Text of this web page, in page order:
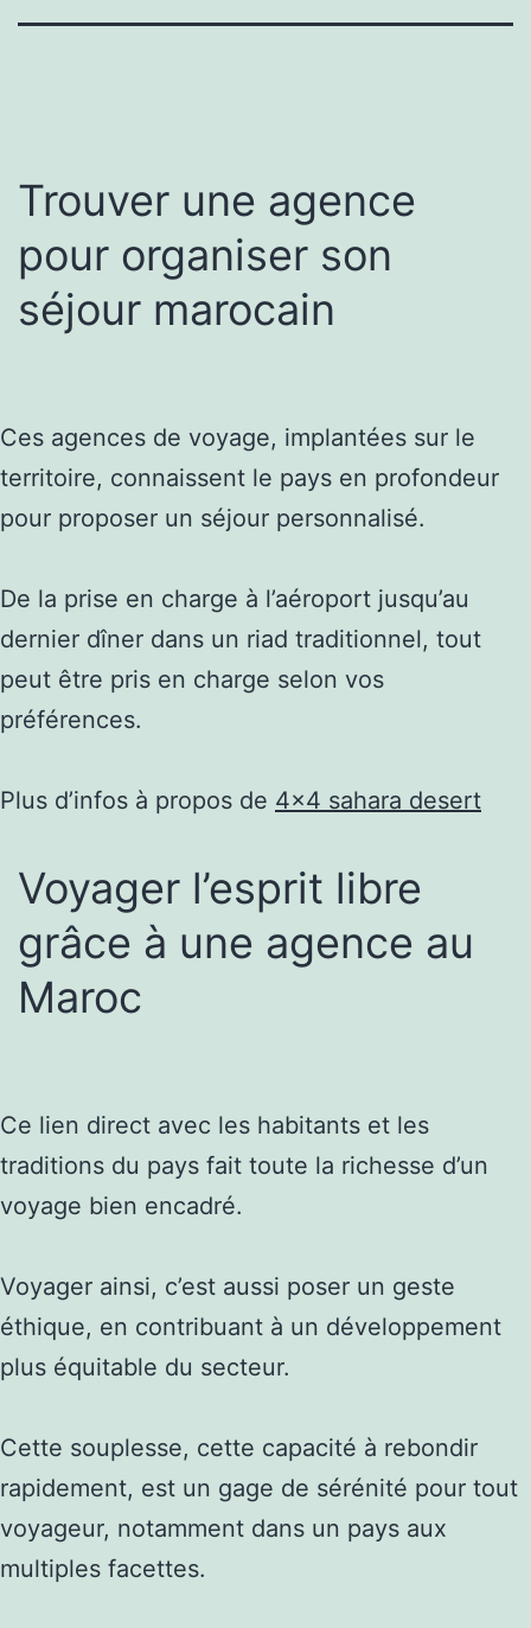
Trouver une agence
pour organiser son
séjour marocain
Ces agences de voyage, implantées sur le
territoire, connaissent le pays en profondeur
pour proposer un séjour personnalisé.
De la prise en charge à l’aéroport jusqu’au
dernier dîner dans un riad traditionnel, tout
peut être pris en charge selon vos
préférences.
Plus d’infos à propos de 4×4 sahara desert
Voyager l’esprit libre
grâce à une agence au
Maroc
Ce lien direct avec les habitants et les
traditions du pays fait toute la richesse d’un
voyage bien encadré.
Voyager ainsi, c’est aussi poser un geste
éthique, en contribuant à un développement
plus équitable du secteur.
Cette souplesse, cette capacité à rebondir
rapidement, est un gage de sérénité pour tout
voyageur, notamment dans un pays aux
multiples facettes.